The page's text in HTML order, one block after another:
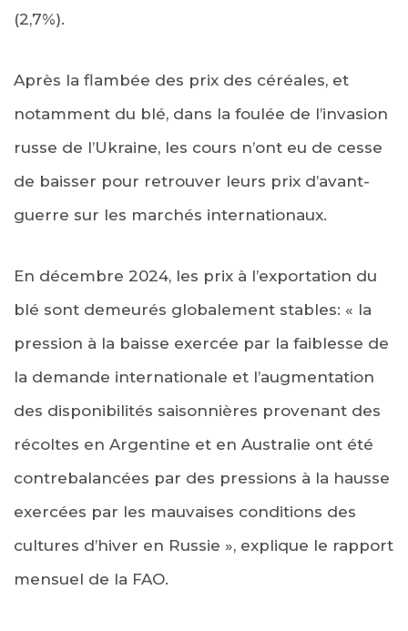
(2,7%).
Après la flambée des prix des céréales, et
notamment du blé, dans la foulée de l’invasion
russe de l’Ukraine, les cours n’ont eu de cesse
de baisser pour retrouver leurs prix d’avant-
guerre sur les marchés internationaux.
En décembre 2024, les prix à l’exportation du
blé sont demeurés globalement stables: « la
pression à la baisse exercée par la faiblesse de
la demande internationale et l’augmentation
des disponibilités saisonnières provenant des
récoltes en Argentine et en Australie ont été
contrebalancées par des pressions à la hausse
exercées par les mauvaises conditions des
cultures d’hiver en Russie », explique le rapport
mensuel de la FAO.